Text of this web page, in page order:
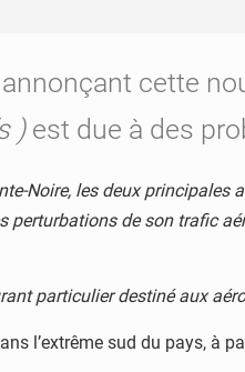
cette
) est due à des
Noire, les deux
perturbations de son trafic
particulier destiné aux
l’extrême sud du pays,